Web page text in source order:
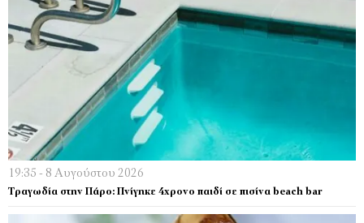
19:35 - 8 Αυγούστου 2026
Tραγωδία στην Πάρο: Πνίγηκε 4χρονο παιδί σε πισίνα beach bar